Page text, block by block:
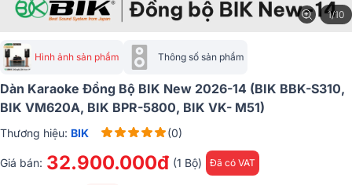
1/10
Hình ảnh sản phẩm Thông số sản phẩm
Dàn Karaoke Đồng Bộ BIK New 2026-14 (BIK BBK-S310,
BIK VM620A, BIK BPR-5800, BIK VK- M51)
Thương hiệu: BIK (0)
Giá bán: 32.900.000đ (1 Bộ) Đã có VAT